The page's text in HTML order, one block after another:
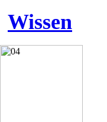
Wissen